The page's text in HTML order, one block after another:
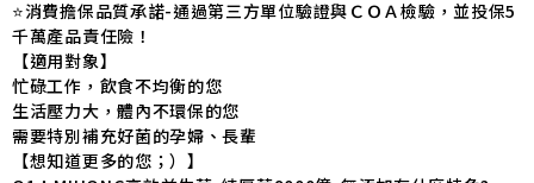
⭐️消費擔保品質承諾-通過第三方單位驗證與ＣＯＡ檢驗，並投保5
千萬產品責任險！
【適用對象】
忙碌工作，飲食不均衡的您
生活壓力大，體內不環保的您
需要特別補充好菌的孕婦、長輩
【想知道更多的您；）】